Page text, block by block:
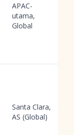
APAC-
utama,
Global
Santa Clara,
AS (Global)